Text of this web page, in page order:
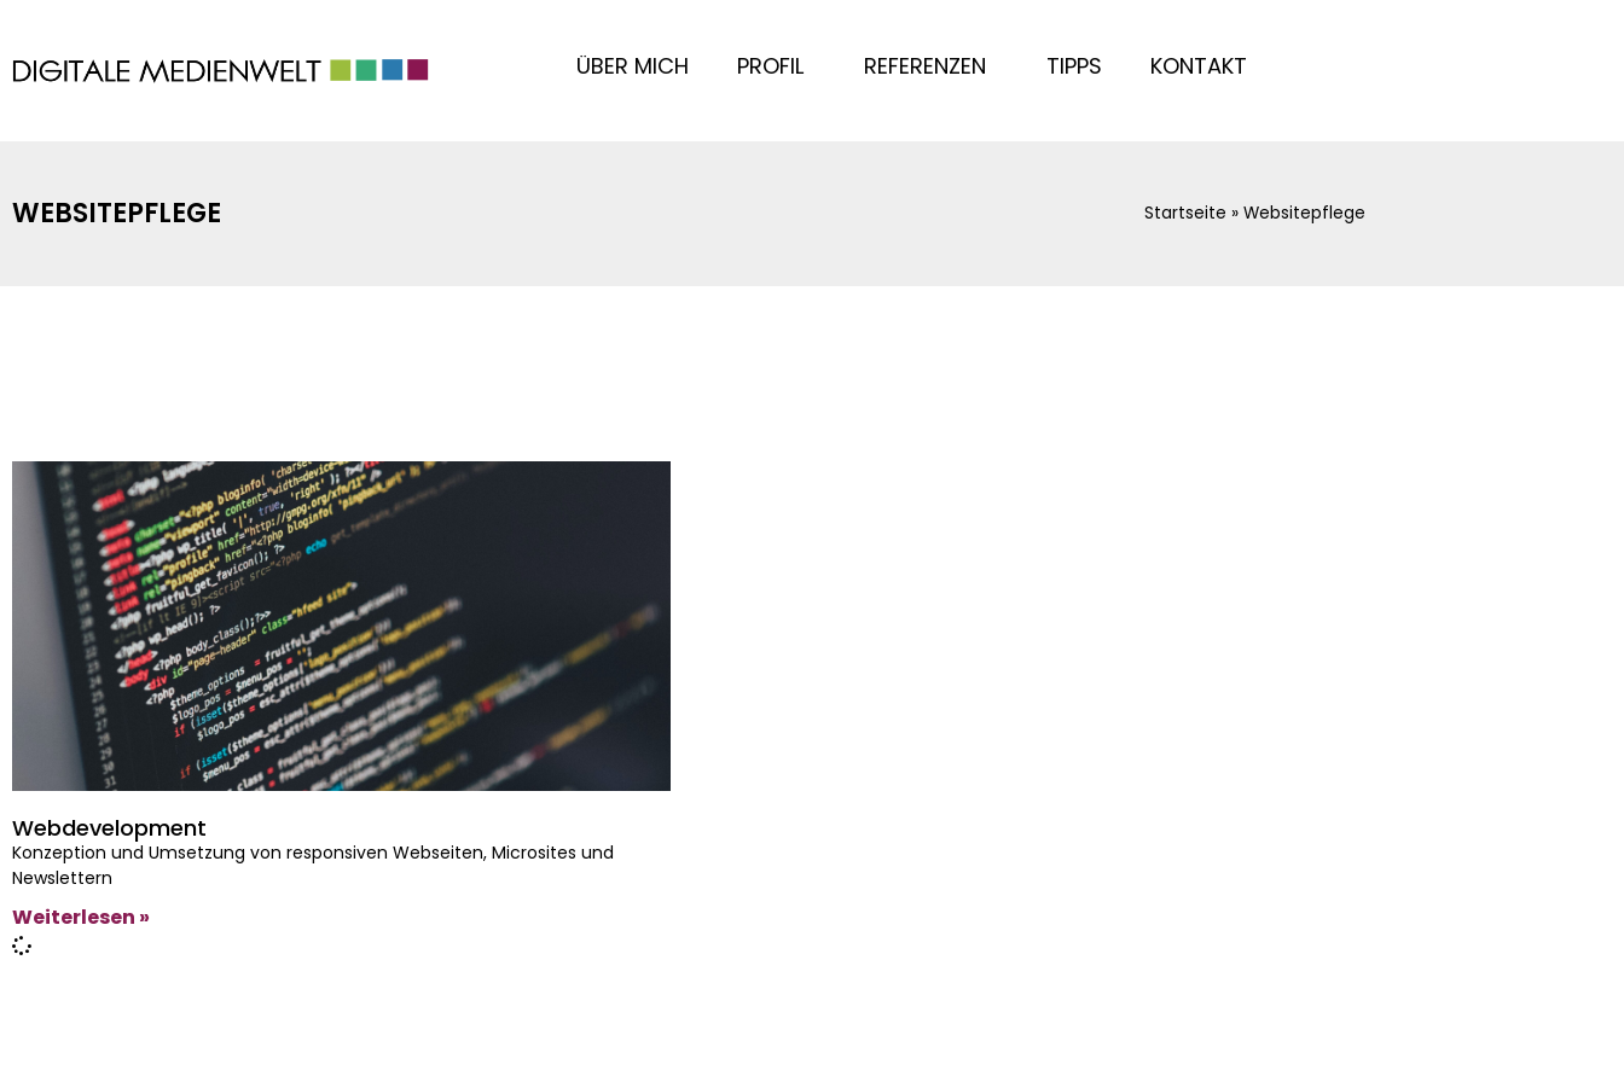
ÜBER MICH PROFIL REFERENZEN TIPPS KONTAKT
WEBSITEPFLEGE Startseite » Websitepflege
Webdevelopment
Konzeption und Umsetzung von responsiven Webseiten, Microsites und
Newslettern
Weiterlesen »